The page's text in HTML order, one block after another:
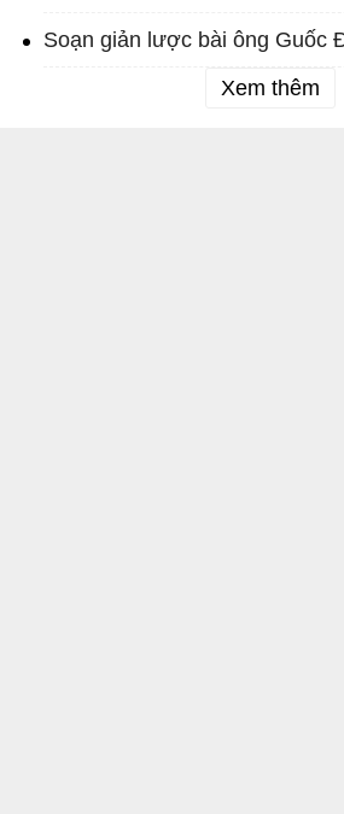
Soạn giản lược bài ông Guốc
Xem thêm